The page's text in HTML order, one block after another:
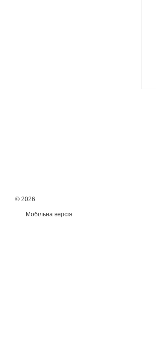
© 2026
Мобільна версія